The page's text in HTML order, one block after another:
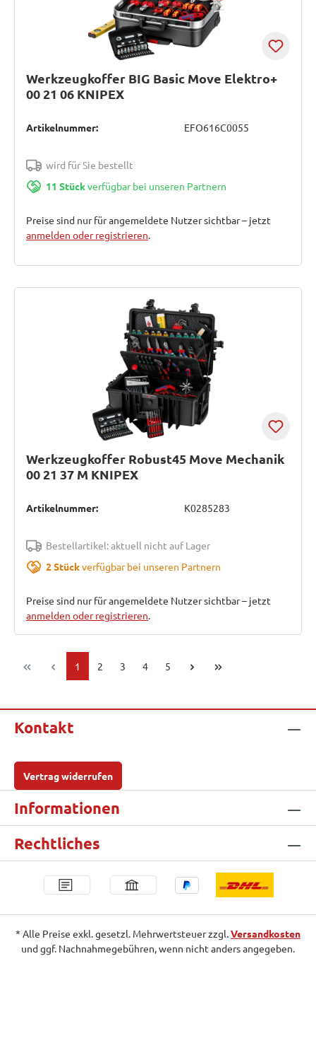
Werkzeugkoffer BIG Basic Move Elektro+
00 21 06 KNIPEX
Artikelnummer: EFO616C0055
wird für Sie bestellt
11 Stückverfügbar bei unseren Partnern
Preise sind nur für angemeldete Nutzer sichtbar – jetzt
anmelden oder registrieren.
Werkzeugkoffer Robust45 Move Mechanik
00 21 37 M KNIPEX
Artikelnummer: K0285283
Bestellartikel: aktuell nicht auf Lager
2 Stückverfügbar bei unseren Partnern
Preise sind nur für angemeldete Nutzer sichtbar – jetzt
anmelden oder registrieren.
Seite
1 Seite
2 Seite
3 Seite
4 Seite
5
Kontakt
Vertrag widerrufen
Informationen
Rechtliches
* Alle Preise exkl. gesetzl. Mehrwertsteuer zzgl.Versandkosten
und ggf. Nachnahmegebühren, wenn nicht anders angegeben.